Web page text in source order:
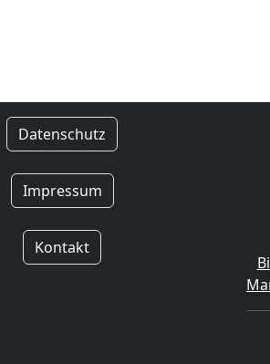
Datenschutz
Impressum
Kontakt